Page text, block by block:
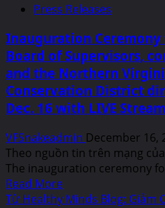
Chạp
đến
Ngày
03
Tháng
Giêng
2020
Vô
Cào
Lá
Cây
Vô
Lề
Đường
Để
Thành
Phố
Thu
Lá
Press Releases
Inauguration
Board of Supervisors,
and the Northern
Conservation District
Dec. 16 with LIVE
VFSnakeadmin December 16,
Theo nguồn tin trên mạng
The inauguration ceremony
Read MoreRead
more
Từ Healthy Minds Blog: Giảm